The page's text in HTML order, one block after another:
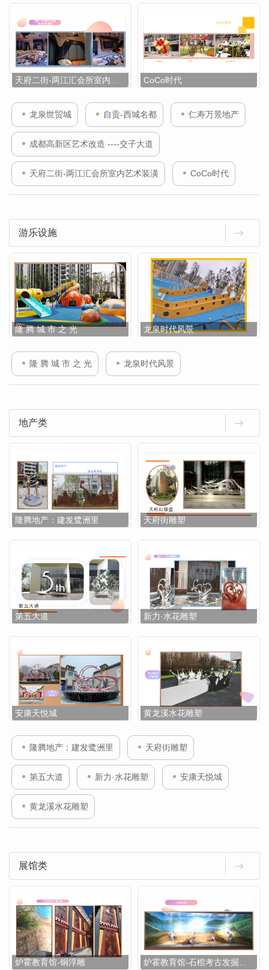
CoCo时代
龙泉世贸城 自贡-西城名都 仁寿万景地产
成都高新区艺术改造 ----交子大道
天府二街-两江汇会所室内艺术装潢 CoCo时代
游乐设施
隆 腾 城 市 之 光 龙泉时代风景
隆 腾 城 市 之 光 龙泉时代风景
地产类
隆腾地产：建发鹭洲里 天府街雕塑
第五大道 新力·水花雕塑
安康天悦城 黄龙溪水花雕塑
隆腾地产：建发鹭洲里 天府街雕塑
第五大道 新力·水花雕塑 安康天悦城
黄龙溪水花雕塑
展馆类
炉霍教育馆-铜浮雕